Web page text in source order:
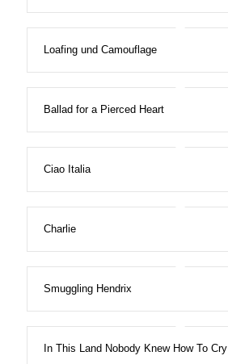
Loafing und Camouflage
Ballad for a Pierced Heart
Ciao Italia
Charlie
Smuggling Hendrix
In This Land Nobody Knew How To Cry